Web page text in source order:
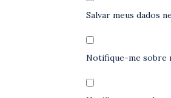
Salvar meus dados
Notifique-me sobre